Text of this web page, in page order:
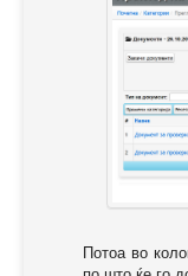
Потоа во